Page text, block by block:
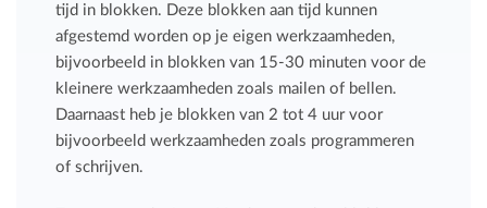
tijd in blokken. Deze blokken aan tijd kunnen
afgestemd worden op je eigen werkzaamheden,
bijvoorbeeld in blokken van 15-30 minuten voor de
kleinere werkzaamheden zoals mailen of bellen.
Daarnaast heb je blokken van 2 tot 4 uur voor
bijvoorbeeld werkzaamheden zoals programmeren
of schrijven.